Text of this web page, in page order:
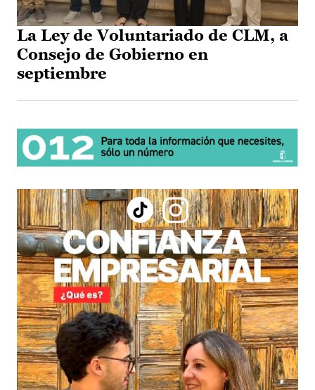
La Ley de Voluntariado de CLM, a
Consejo de Gobierno en
septiembre